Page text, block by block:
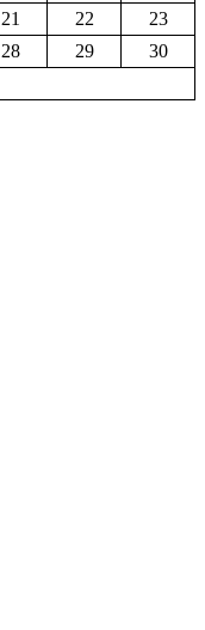
21 22
23
28 29
30